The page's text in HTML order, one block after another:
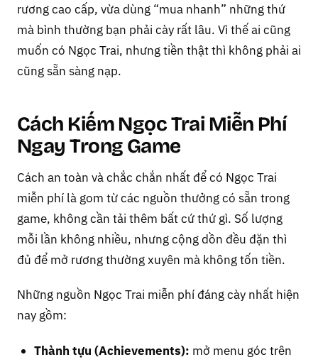
rương cao cấp, vừa dùng “mua nhanh” những thứ
mà bình thường bạn phải cày rất lâu. Vì thế ai cũng
muốn có Ngọc Trai, nhưng tiền thật thì không phải ai
cũng sẵn sàng nạp.
Cách Kiếm Ngọc Trai Miễn Phí
Ngay Trong Game
Cách an toàn và chắc chắn nhất để có Ngọc Trai
miễn phí là gom từ các nguồn thưởng có sẵn trong
game, không cần tải thêm bất cứ thứ gì. Số lượng
mỗi lần không nhiều, nhưng cộng dồn đều đặn thì
đủ để mở rương thường xuyên mà không tốn tiền.
Những nguồn Ngọc Trai miễn phí đáng cày nhất hiện
nay gồm:
Thành tựu (Achievements): mở menu góc trên